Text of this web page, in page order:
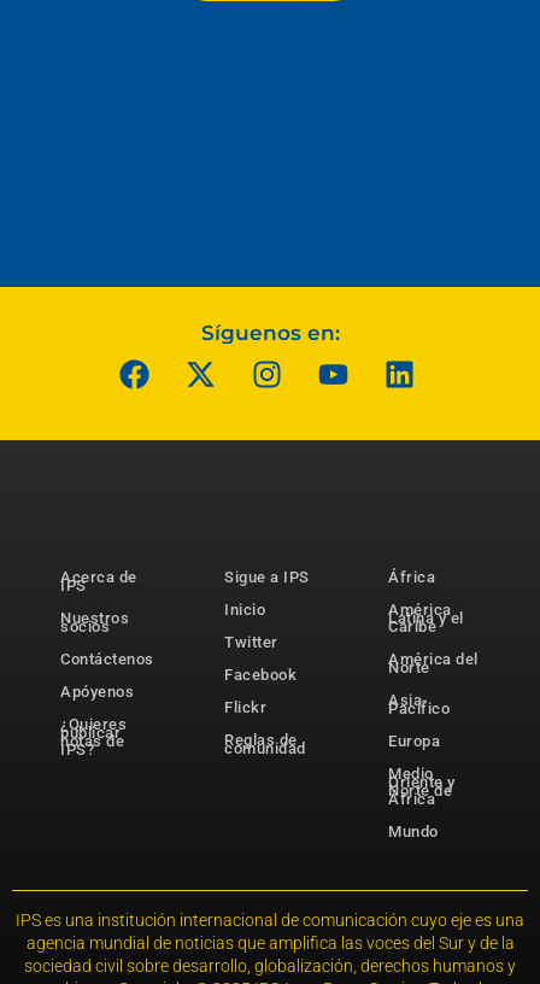
Síguenos en:
Acerca de
IPS
Nuestros
socios
Contáctenos
Apóyenos
¿Quieres
publicar
notas de
IPS?
Sigue a IPS
Inicio
Twitter
Facebook
Flickr
Reglas de
comunidad
África
América
Latina y el
Caribe
América del
Norte
Asia-
Pacífico
Europa
Medio
Oriente y
Norte de
África
Mundo
IPS es una institución internacional de comunicación cuyo eje es una
agencia mundial de noticias que amplifica las voces del Sur y de la
sociedad civil sobre desarrollo, globalización, derechos humanos y